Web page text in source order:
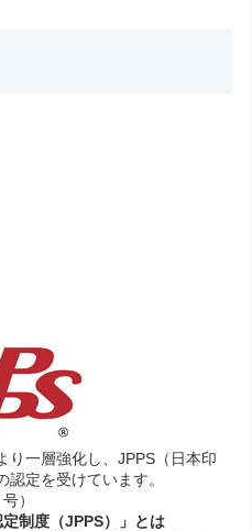
り一層強化し、JPPS（日本印
定を受けています。
）
制度（JPPS）」とは